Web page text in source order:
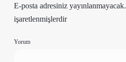
E-posta adresiniz yayınlanmayacak.
işaretlenmişlerdir
Yorum